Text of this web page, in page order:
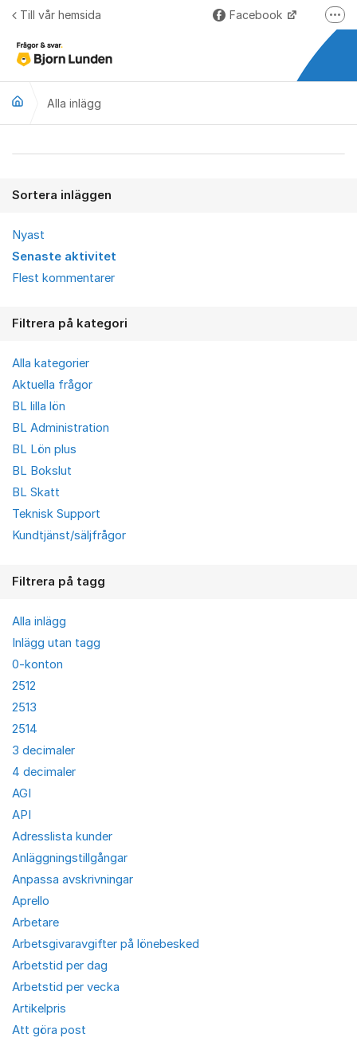
Hoppa till innehåll
Till vår hemsida Facebook
Alla inlägg
Sortera inläggen
Nyast
Senaste aktivitet
Flest kommentarer
Filtrera på kategori
Alla kategorier
Aktuella frågor
BL lilla lön
BL Administration
BL Lön plus
BL Bokslut
BL Skatt
Teknisk Support
Kundtjänst/säljfrågor
Filtrera på tagg
Alla inlägg
Inlägg utan tagg
0-konton
2512
2513
2514
3 decimaler
4 decimaler
AGI
API
Adresslista kunder
Anläggningstillgångar
Anpassa avskrivningar
Aprello
Arbetare
Arbetsgivaravgifter på lönebesked
Arbetstid per dag
Arbetstid per vecka
Artikelpris
Att göra post